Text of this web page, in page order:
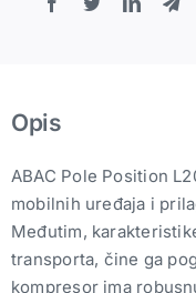
Opis
ABAC Pole Position
mobilnih uređaja i
Međutim,
transporta, čine ga
kompresor ima